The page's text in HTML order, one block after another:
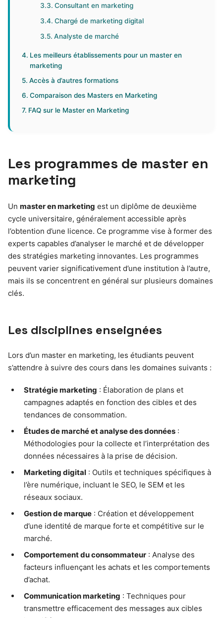
Consultant en marketing
Chargé de marketing digital
Analyste de marché
Les meilleurs établissements pour un master en
marketing
Accès à d’autres formations
Comparaison des Masters en Marketing
FAQ sur le Master en Marketing
Les programmes de master en
marketing
Un master en marketing est un diplôme de deuxième
cycle universitaire, généralement accessible après
l’obtention d’une licence. Ce programme vise à former des
experts capables d’analyser le marché et de développer
des stratégies marketing innovantes. Les programmes
peuvent varier significativement d’une institution à l’autre,
mais ils se concentrent en général sur plusieurs domaines
clés.
Les disciplines enseignées
Lors d’un master en marketing, les étudiants peuvent
s’attendre à suivre des cours dans les domaines suivants :
Stratégie marketing : Élaboration de plans et
campagnes adaptés en fonction des cibles et des
tendances de consommation.
Études de marché et analyse des données :
Méthodologies pour la collecte et l’interprétation des
données nécessaires à la prise de décision.
Marketing digital : Outils et techniques spécifiques à
l’ère numérique, incluant le SEO, le SEM et les
réseaux sociaux.
Gestion de marque : Création et développement
d’une identité de marque forte et compétitive sur le
marché.
Comportement du consommateur : Analyse des
facteurs influençant les achats et les comportements
d’achat.
Communication marketing : Techniques pour
transmettre efficacement des messages aux cibles